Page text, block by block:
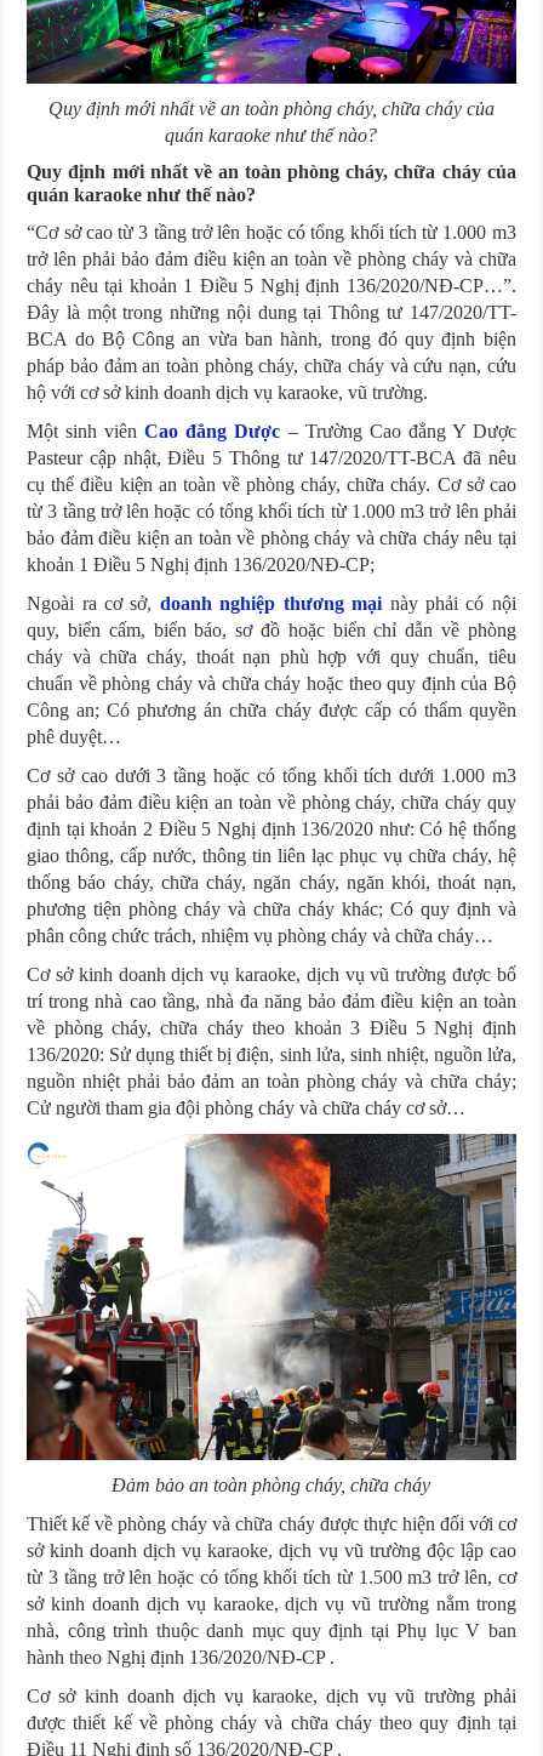
Quy định mới nhất về an toàn phòng cháy, chữa cháy của
quán karaoke như thế nào?
Quy định mới nhất về an toàn phòng cháy, chữa cháy của
quán karaoke như thế nào?
“Cơ sở cao từ 3 tầng trở lên hoặc có tổng khối tích từ 1.000 m3
trở lên phải bảo đảm điều kiện an toàn về phòng cháy và chữa
cháy nêu tại khoản 1 Điều 5 Nghị định 136/2020/NĐ-CP…”.
Đây là một trong những nội dung tại Thông tư 147/2020/TT-
BCA do Bộ Công an vừa ban hành, trong đó quy định biện
pháp bảo đảm an toàn phòng cháy, chữa cháy và cứu nạn, cứu
hộ với cơ sở kinh doanh dịch vụ karaoke, vũ trường.
Một sinh viênCao đẳng Dược – Trường Cao đẳng Y Dược
Pasteur cập nhật, Điều 5 Thông tư 147/2020/TT-BCA đã nêu
cụ thể điều kiện an toàn về phòng cháy, chữa cháy. Cơ sở cao
từ 3 tầng trở lên hoặc có tổng khối tích từ 1.000 m3 trở lên phải
bảo đảm điều kiện an toàn về phòng cháy và chữa cháy nêu tại
khoản 1 Điều 5 Nghị định 136/2020/NĐ-CP;
Ngoài ra cơ sở, doanh nghiệp thương mại này phải có nội
quy, biển cấm, biển báo, sơ đồ hoặc biển chỉ dẫn về phòng
cháy và chữa cháy, thoát nạn phù hợp với quy chuẩn, tiêu
chuẩn về phòng cháy và chữa cháy hoặc theo quy định của Bộ
Công an; Có phương án chữa cháy được cấp có thẩm quyền
phê duyệt…
Cơ sở cao dưới 3 tầng hoặc có tổng khối tích dưới 1.000 m3
phải bảo đảm điều kiện an toàn về phòng cháy, chữa cháy quy
định tại khoản 2 Điều 5 Nghị định 136/2020 như: Có hệ thống
giao thông, cấp nước, thông tin liên lạc phục vụ chữa cháy, hệ
thống báo cháy, chữa cháy, ngăn cháy, ngăn khói, thoát nạn,
phương tiện phòng cháy và chữa cháy khác; Có quy định và
phân công chức trách, nhiệm vụ phòng cháy và chữa cháy…
Cơ sở kinh doanh dịch vụ karaoke, dịch vụ vũ trường được bố
trí trong nhà cao tầng, nhà đa năng bảo đảm điều kiện an toàn
về phòng cháy, chữa cháy theo khoản 3 Điều 5 Nghị định
136/2020: Sử dụng thiết bị điện, sinh lửa, sinh nhiệt, nguồn lửa,
nguồn nhiệt phải bảo đảm an toàn phòng cháy và chữa cháy;
Cử người tham gia đội phòng cháy và chữa cháy cơ sở…
Đảm bảo an toàn phòng cháy, chữa cháy
Thiết kế về phòng cháy và chữa cháy được thực hiện đối với cơ
sở kinh doanh dịch vụ karaoke, dịch vụ vũ trường độc lập cao
từ 3 tầng trở lên hoặc có tổng khối tích từ 1.500 m3 trở lên, cơ
sở kinh doanh dịch vụ karaoke, dịch vụ vũ trường nằm trong
nhà, công trình thuộc danh mục quy định tại Phụ lục V ban
hành theo Nghị định 136/2020/NĐ-CP .
Cơ sở kinh doanh dịch vụ karaoke, dịch vụ vũ trường phải
được thiết kế về phòng cháy và chữa cháy theo quy định tại
Điều 11 Nghị định số 136/2020/NĐ-CP .